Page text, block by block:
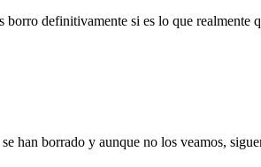
definitivamente si es lo que realmente
han borrado y aunque no los veamos,